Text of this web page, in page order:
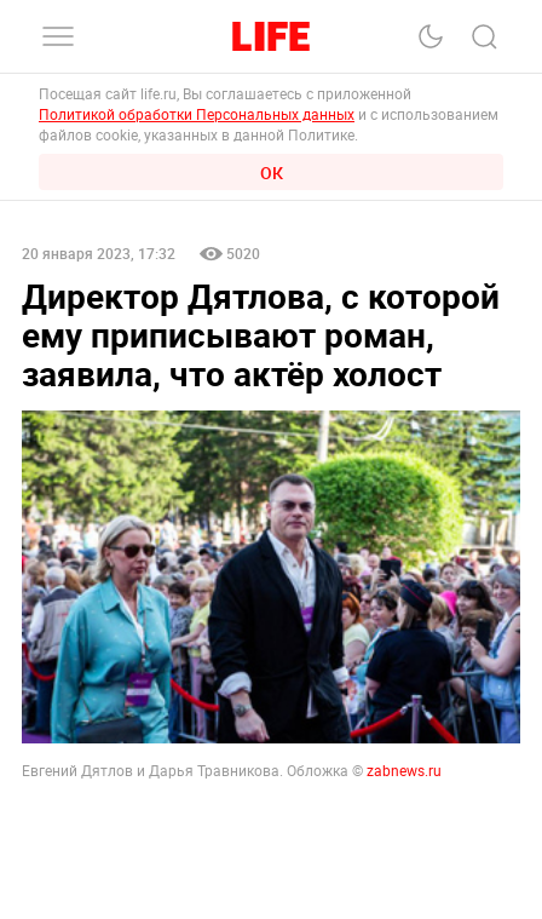
Посещая сайт life.ru, Вы соглашаетесь с приложенной
Политикой обработки Персональных данных и с использованием
файлов cookie, указанных в данной Политике.
ОК
20 января 2023, 17:32 5020
Директор Дятлова, с которой
ему приписывают роман,
заявила, что актёр холост
Евгений Дятлов и Дарья Травникова. Обложка ©zabnews.ru